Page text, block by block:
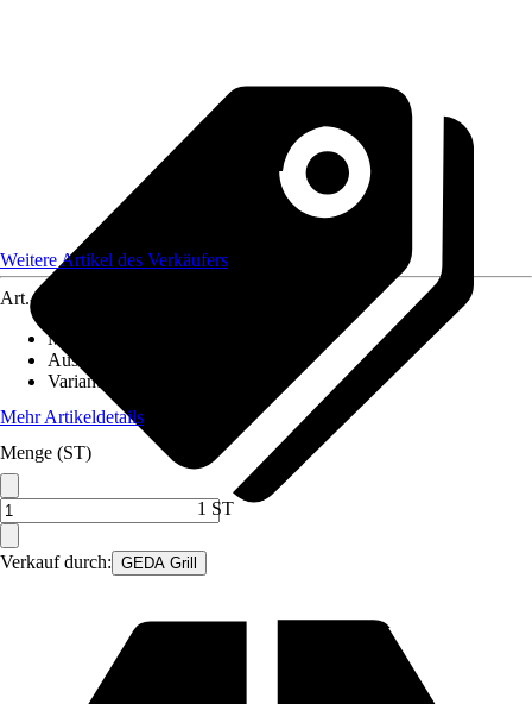
Verkauf durch: GEDA Grill
Weitere Artikel des Verkäufers
Art.-Nr.
Material
Ausführung
Variante
Mehr Artikeldetails
Menge (ST)
1 ST